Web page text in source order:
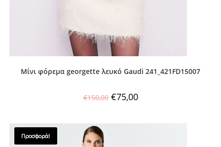
Μίνι φόρεμα georgette λευκό Gaudi 241_421FD15007
€150,00 €75,00
SALES !
Προσφορά!